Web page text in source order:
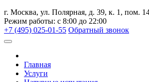
г. Москва, ул. Полярная, д. 39, к. 1, пом.
Режим работы: с 8:00 до 22:00
+7 (495) 025-01-55 Обратный звонок
Главная
Услуги